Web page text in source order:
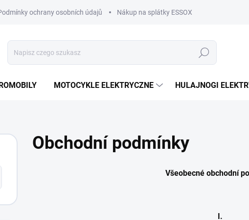
ochrany osobních údajů Nákup na splátky ESSOX Nákup na
Szukaj
MOTOCYKLE ELEKTRYCZNE HULAJNOGI
Obchodní podmínky
Všeobecné obchodní
I.